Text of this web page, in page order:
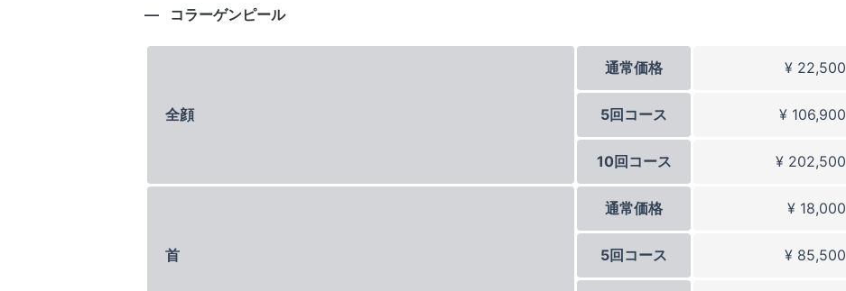
コラーゲンピール
全顔
通常価格 ¥ 22,500
5回コース ¥ 106,900
10回コース ¥ 202,500
首
通常価格 ¥ 18,000
5回コース ¥ 85,500